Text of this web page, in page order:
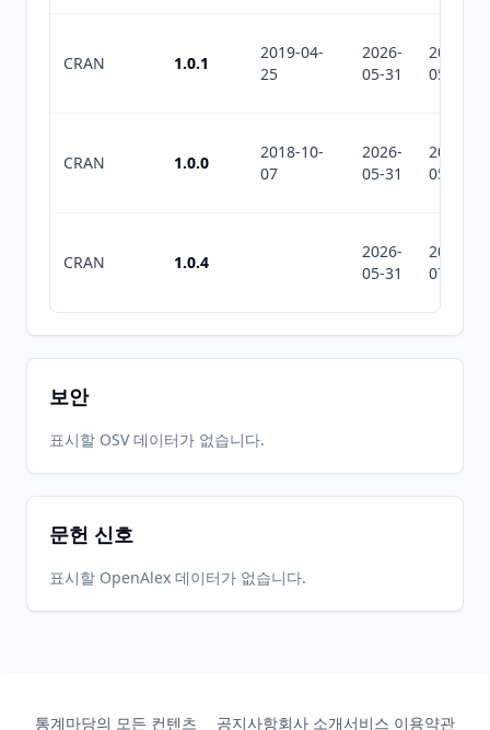
CRAN 1.0.1
2019-04-
25
2026-
05-31
2026-
05-31
CRAN 1.0.0
2018-10-
07
2026-
05-31
2026-
05-31
CRAN 1.0.4
2026-
05-31
2026-
07-10
보안
표시할 OSV 데이터가 없습니다.
문헌 신호
표시할 OpenAlex 데이터가 없습니다.
통계마당의 모든 컨텐츠 공지사항회사 소개서비스 이용약관